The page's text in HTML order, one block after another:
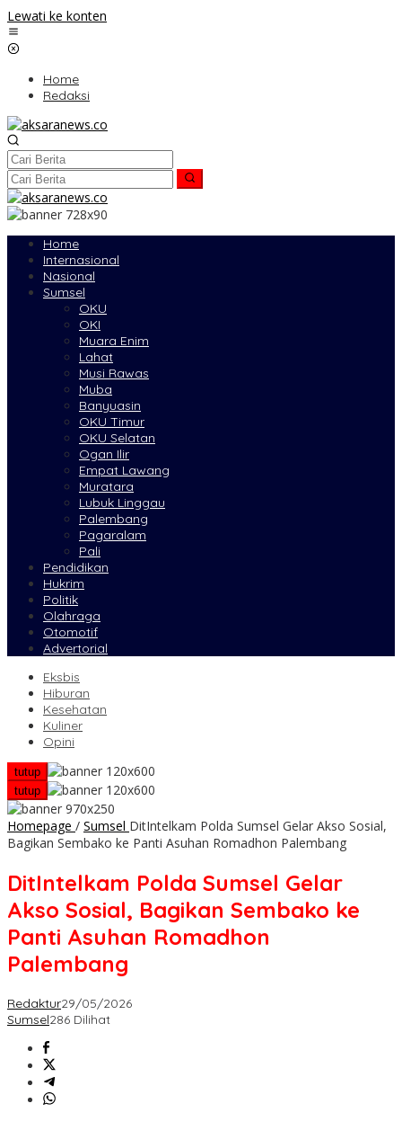
Lewati ke konten
Home
Redaksi
Home
Internasional
Nasional
Sumsel
OKU
OKI
Muara Enim
Lahat
Musi Rawas
Muba
Banyuasin
OKU Timur
OKU Selatan
Ogan Ilir
Empat Lawang
Muratara
Lubuk Linggau
Palembang
Pagaralam
Pali
Pendidikan
Hukrim
Politik
Olahraga
Otomotif
Advertorial
Eksbis
Hiburan
Kesehatan
Kuliner
Opini
tutup
tutup
Homepage / Sumsel DitIntelkam Polda Sumsel Gelar Akso Sosial,
Bagikan Sembako ke Panti Asuhan Romadhon Palembang
DitIntelkam Polda Sumsel Gelar
Akso Sosial, Bagikan Sembako ke
Panti Asuhan Romadhon
Palembang
Redaktur29/05/2026
Sumsel286 Dilihat